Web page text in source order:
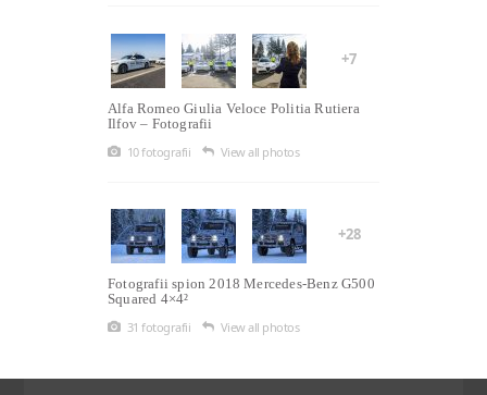
+7
Alfa Romeo Giulia Veloce Politia Rutiera
Ilfov – Fotografii
10 fotografii
View all photos
+28
Fotografii spion 2018 Mercedes-Benz G500
Squared 4×4²
31 fotografii
View all photos